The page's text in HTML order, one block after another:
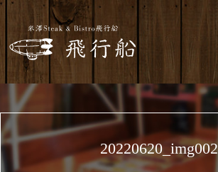
20220620_img002